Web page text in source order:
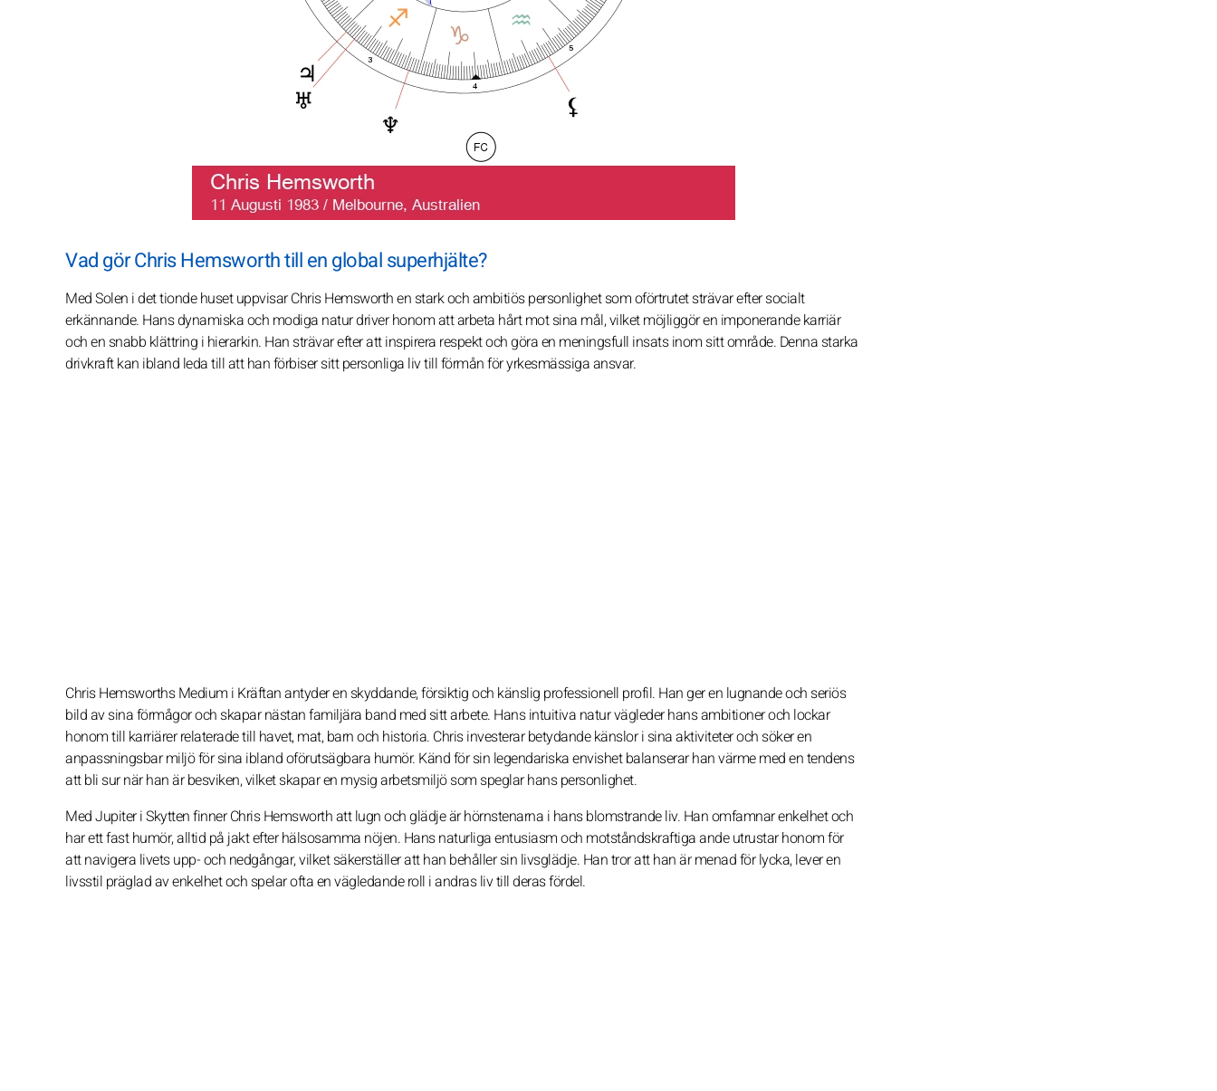
Vad gör Chris Hemsworth till en global superhjälte?
Med Solen i det tionde huset uppvisar Chris Hemsworth en stark och ambitiös personlighet som oförtrutet strävar efter socialt
erkännande. Hans dynamiska och modiga natur driver honom att arbeta hårt mot sina mål, vilket möjliggör en imponerande karriär
och en snabb klättring i hierarkin. Han strävar efter att inspirera respekt och göra en meningsfull insats inom sitt område. Denna starka
drivkraft kan ibland leda till att han förbiser sitt personliga liv till förmån för yrkesmässiga ansvar.
Chris Hemsworths Medium i Kräftan antyder en skyddande, försiktig och känslig professionell profil. Han ger en lugnande och seriös
bild av sina förmågor och skapar nästan familjära band med sitt arbete. Hans intuitiva natur vägleder hans ambitioner och lockar
honom till karriärer relaterade till havet, mat, barn och historia. Chris investerar betydande känslor i sina aktiviteter och söker en
anpassningsbar miljö för sina ibland oförutsägbara humör. Känd för sin legendariska envishet balanserar han värme med en tendens
att bli sur när han är besviken, vilket skapar en mysig arbetsmiljö som speglar hans personlighet.
Med Jupiter i Skytten finner Chris Hemsworth att lugn och glädje är hörnstenarna i hans blomstrande liv. Han omfamnar enkelhet och
har ett fast humör, alltid på jakt efter hälsosamma nöjen. Hans naturliga entusiasm och motståndskraftiga ande utrustar honom för
att navigera livets upp- och nedgångar, vilket säkerställer att han behåller sin livsglädje. Han tror att han är menad för lycka, lever en
livsstil präglad av enkelhet och spelar ofta en vägledande roll i andras liv till deras fördel.